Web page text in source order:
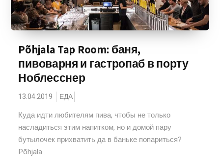
Põhjala Tap Room: баня,
пивоварня и гастропаб в порту
Ноблесснер
13.04.2019 ЕДА
Куда идти любителям пива, чтобы не только
насладиться этим напитком, но и домой пару
бутылочек прихватить да в баньке попариться?
Põhjala...